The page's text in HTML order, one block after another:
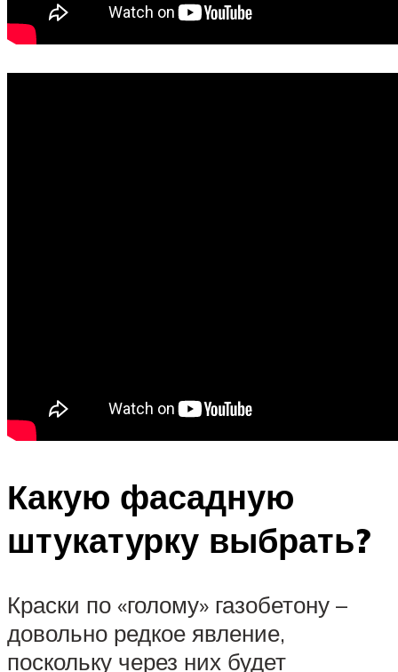
Какую фасадную
штукатурку выбрать?
Краски по «голому» газобетону –
довольно редкое явление,
поскольку через них будет